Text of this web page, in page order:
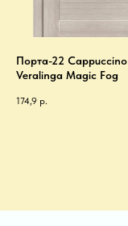
Порта-22 Cappuccino
Veralinga Magic Fog
174,9 р.